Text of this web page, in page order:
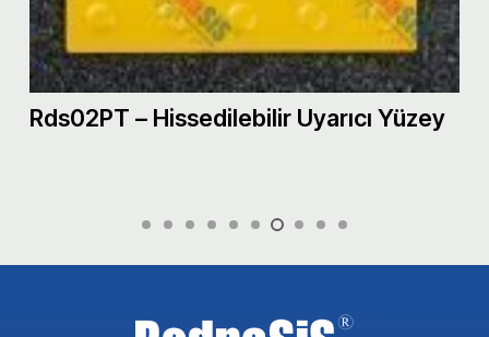
Rds02PT – Hissedilebilir Uyarıcı Yüzey